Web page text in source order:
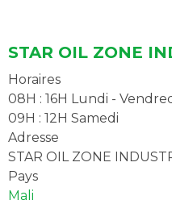
STAR OIL ZONE
Horaires
08H : 16H Lundi -
09H : 12H Samedi
Adresse
STAR OIL ZONE
Pays
Mali